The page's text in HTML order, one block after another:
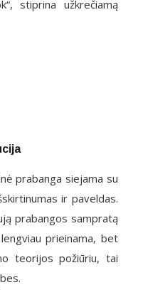
stiprina užkrečiamą
prabanga siejama su
ir paveldas.
prabangos sampratą
prieinama, bet
teorijos požiūriu, tai